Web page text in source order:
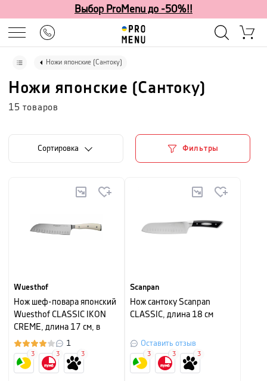
Выбор ProMenu до -50%!!
Ножи японские (Сантоку)
Ножи японские (Сантоку)
15 товаров
Cортировка Фильтры
Wuesthof
Нож шеф-повара японский
Wuesthof CLASSIC IKON
CREME, длина 17 см, в
картонной упаковке
1
3 3 3
Scanpan
Нож сантоку Scanpan
CLASSIC, длина 18 см
Оставить отзыв
3 3 3